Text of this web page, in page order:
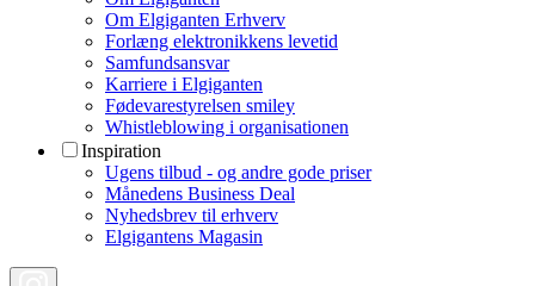
Om Elgiganten Erhverv
Forlæng elektronikkens levetid
Samfundsansvar
Karriere i Elgiganten
Fødevarestyrelsen smiley
Whistleblowing i organisationen
Inspiration
Ugens tilbud - og andre gode priser
Månedens Business Deal
Nyhedsbrev til erhverv
Elgigantens Magasin